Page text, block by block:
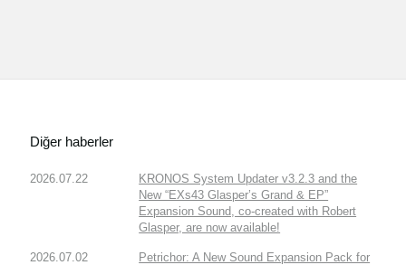
Diğer haberler
2026.07.22
KRONOS System Updater v3.2.3 and the
New “EXs43 Glasper’s Grand & EP”
Expansion Sound, co-created with Robert
Glasper, are now available!
2026.07.02
Petrichor: A New Sound Expansion Pack for